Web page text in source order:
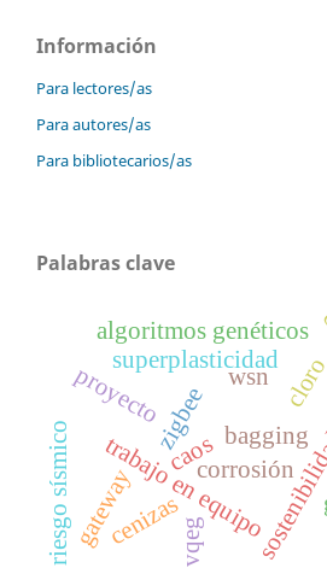
Información
Para lectores/as
Para autores/as
Para bibliotecarios/as
Palabras clave
trabajo en equipo
cenizas
corrosión
wsn
gateway
zigbee
superplasticidad
bagging
vqeg
riesgo sísmico caos
proyecto
algoritmos genéticos